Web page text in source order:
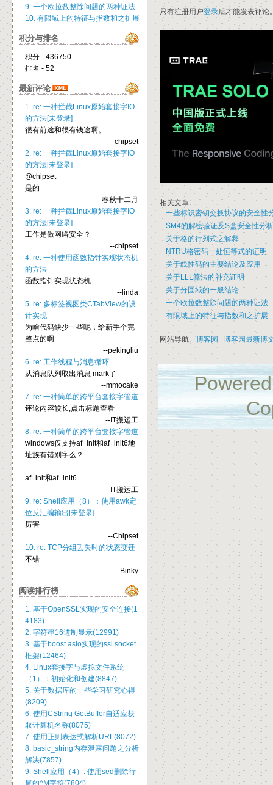
只有注册用户登录后才能发表评论
相关文章:
一些标识密钥交换协议的安全性
SM4的解密验证及S盒安全性分析
关于格的行列式之解释
NTRU格密码一处恒等式的证明
关于线性码的主要结论及应用
关于LLL算法的补充证明
关于分圆域的一般结论
一个欧拉数整除问题的两种证法
有限域上的特征与指数和之扩展
网站导航:博客园 博客园最新博
9. 一个欧拉数整除问题的两种证法
10. 有限域上的特征与指数和之扩展
积分与排名
积分 - 436750
排名 - 52
最新评论
1. re: 一种拦截Linux原始套接字IO
的方法[未登录]
很有前途和很有钱途啊。
--chipset
2. re: 一种拦截Linux原始套接字IO
的方法[未登录]
@chipset
是的
--春秋十二月
3. re: 一种拦截Linux原始套接字IO
的方法[未登录]
工作是做网络安全？
--chipset
4. re: 一种使用函数指针实现状态机
的方法
函数指针实现状态机
--linda
5. re: 多标签视图类CTabView的设
计实现
为啥代码缺少一些呢，给新手个完
整点的啊
--pekingliu
6. re: 工作线程与消息循环
从消息队列取出消息 mark了
--mmocake
7. re: 一种简单的跨平台套接字管道
评论内容较长,点击标题查看
--IT搬运工
8. re: 一种简单的跨平台套接字管道
windows仅支持af_init和af_init6地
址族有错别字么？
af_init和af_init6
--IT搬运工
9. re: Shell应用（8）：使用awk定
位反汇编输出[未登录]
厉害
--Chipset
10. re: TCP分组丢失时的状态变迁
不错
--Binky
阅读排行榜
1. 基于OpenSSL实现的安全连接(1
4183)
2. 字符串16进制显示(12991)
3. 基于boost asio实现的ssl socket
框架(12464)
4. Linux套接字与虚拟文件系统
（1）：初始化和创建(8847)
5. 关于数据库的一些学习研究心得
(8209)
6. 使用CString GetBuffer自适应获
取计算机名称(8075)
7. 使用正则表达式解析URL(8072)
8. basic_string内存泄露问题之分析
解决(7857)
9. Shell应用（4）: 使用sed删除行
尾的^M字符(7804)